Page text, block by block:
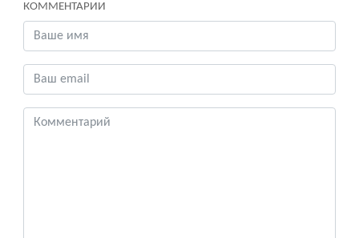
КОММЕНТАРИИ